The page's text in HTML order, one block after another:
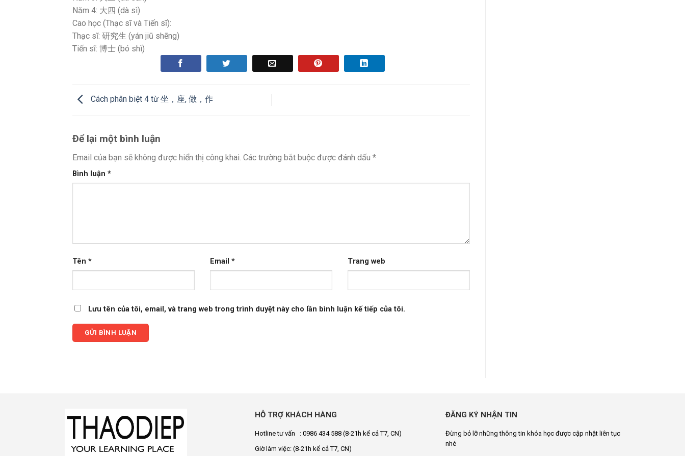
Năm 4: 大四 (dà sì)
Cao học (Thạc sĩ và Tiến sĩ):
Thạc sĩ: 研究生 (yán jiū shēng)
Tiến sĩ: 博士 (bó shì)
Cách phân biệt 4 từ 坐，座, 做，作
Để lại một bình luận
Email của bạn sẽ không được hiển thị công khai. Các trường bắt buộc được đánh dấu *
Bình luận *
Tên * Email * Trang web
Lưu tên của tôi, email, và trang web trong trình duyệt này cho lần bình luận kế tiếp của tôi.
HỖ TRỢ KHÁCH HÀNG
Hotline tư vấn : 0986 434 588(8-21h kể cả T7, CN)
Giờ làm việc:(8-21h kể cả T7, CN)
ĐĂNG KÝ NHẬN TIN
Đừng bỏ lỡ những thông tin khóa học được cập nhật liên tục
nhé